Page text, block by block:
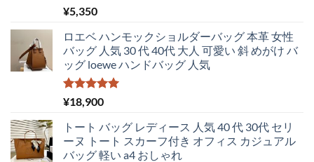
¥5,350
ロエベ ハンモックショルダーバッグ 本革 女性
バッグ 人気 30 代 40代 大人 可愛い 斜 めがけ バ
ッグ loewe ハンドバッグ 人気
5段階中
5.00の評価
¥18,900
トート バッグ レディース 人気 40 代 30代 セリ
ーヌ トート スカーフ付き オフィス カジュアル
バッグ 軽い a4 おしゃれ